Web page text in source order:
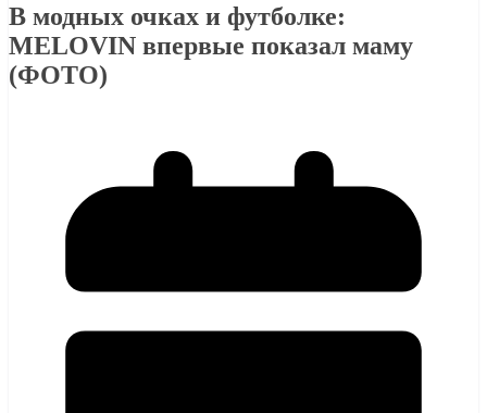
В модных очках и футболке:
MELOVIN впервые показал маму
(ФОТО)